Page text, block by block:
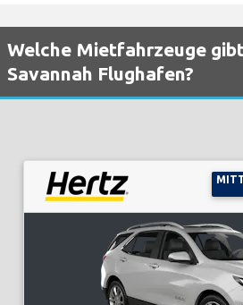
Welche Mietfahrzeuge
Savannah Flughafen?